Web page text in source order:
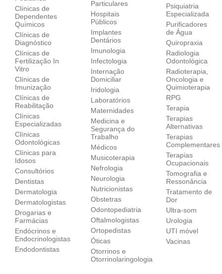
Clínicas de
Dependentes
Químicos
Clínicas de
Diagnóstico
Clínicas de
Fertilização In
Vitro
Clínicas de
Imunização
Clínicas de
Reabilitação
Clínicas
Especializadas
Clínicas
Odontológicas
Clínicas para
Idosos
Consultórios
Dentistas
Dermatologia
Dermatologistas
Drogarias e
Farmácias
Endócrinos e
Endocrinologistas
Endodontistas
Particulares
Hospitais
Públicos
Implantes
Dentários
Imunologia
Infectologia
Internação
Domiciliar
Iridologia
Laboratórios
Maternidades
Medicina e
Segurança do
Trabalho
Médicos
Musicoterapia
Nefrologia
Neurologia
Nutricionistas
Obstetras
Odontopediatria
Oftalmologistas
Ortopedistas
Óticas
Otorrinos e
Otorrinolaringologia
Psiquiatria
Especializada
Purificadores
de Água
Quiropraxia
Radiologia
Odontológica
Radioterapia,
Oncologia e
Quimioterapia
RPG
Terapia
Terapias
Alternativas
Terapias
Complementares
Terapias
Ocupacionais
Tomografia e
Ressonância
Tratamento de
Dor
Ultra-som
Urologia
UTI móvel
Vacinas